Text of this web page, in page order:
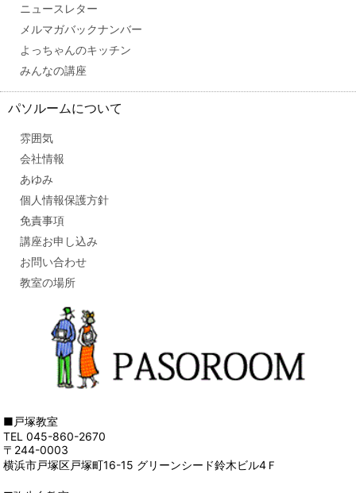
ニュースレター
メルマガバックナンバー
よっちゃんのキッチン
みんなの講座
パソルームについて
雰囲気
会社情報
あゆみ
個人情報保護方針
免責事項
講座お申し込み
お問い合わせ
教室の場所
■戸塚教室
TEL 045-860-2670
〒244-0003
横浜市戸塚区戸塚町16-15 グリーンシード鈴木ビル4Ｆ